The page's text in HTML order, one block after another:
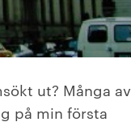
ut? Många av
på min första